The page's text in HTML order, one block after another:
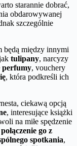
starannie dobrać,
obdarowywanej
szczególnie
będą między innymi
tulipany, narcyzy
perfumy, vouchery
, która podkreśli ich
ciekawą opcją
, interesujące książki
na miłe spędzenie
go z
spotkania,